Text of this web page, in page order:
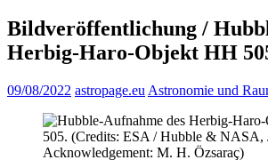
Bildveröffentlichung /
Herbig-Haro-Objekt HH
09/08/2022 astropage.eu Astronomie und